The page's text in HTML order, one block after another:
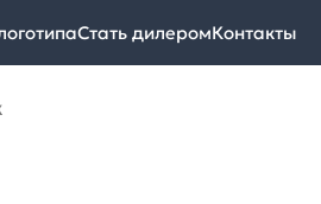
Стать дилеромКонтакты